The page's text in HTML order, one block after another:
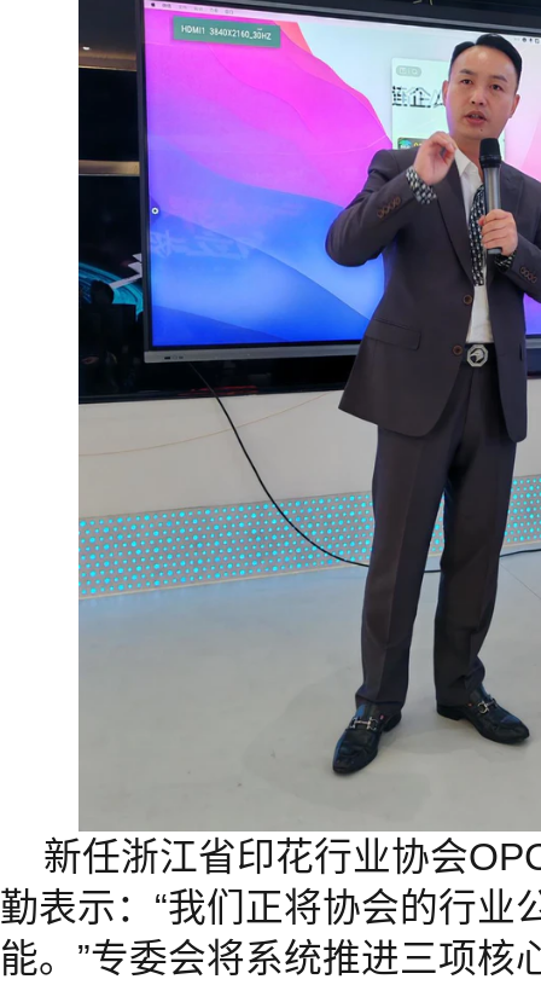
新任浙江省印花行业协会
勤表示：“我们正将协会的行业
能。”专委会将系统推进三项核